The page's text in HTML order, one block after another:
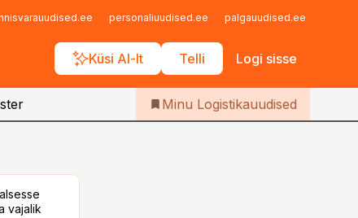
personaliuudised.ee palgauudised.ee
Küsi AI-lt Telli Logi sisse
Iseteenindus
Telli Logistikauudised
Minu Logistikauudised
vajalik